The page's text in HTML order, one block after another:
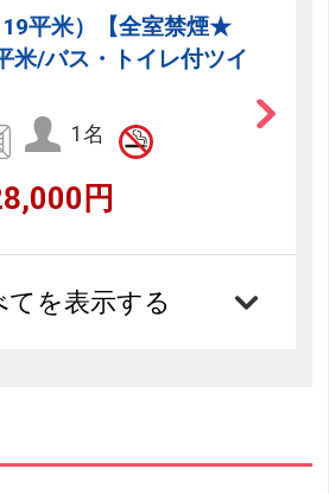
平米）【全室禁煙★
米/バス・トイレ付ツイ
1名
円
てを表示する